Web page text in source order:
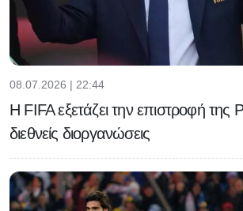
08.07.2026 | 22:44
Η FIFA εξετάζει την επιστροφή της
διεθνείς διοργανώσεις